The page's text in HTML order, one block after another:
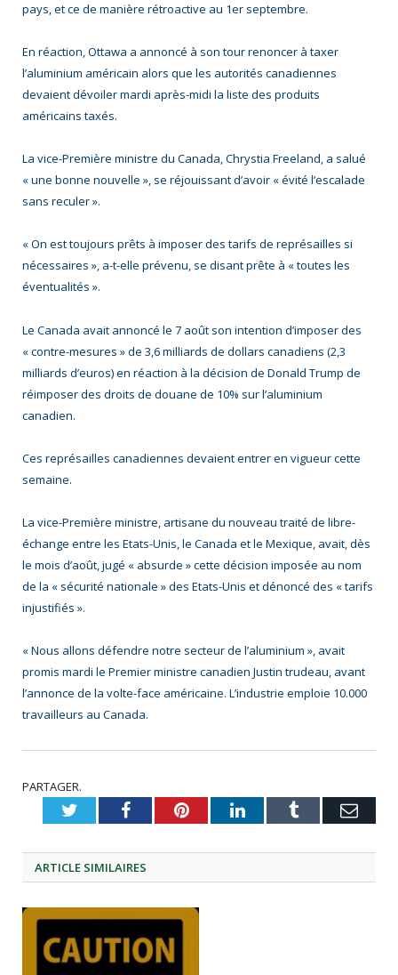
pays, et ce de manière rétroactive au 1er septembre.
En réaction, Ottawa a annoncé à son tour renoncer à taxer
l’aluminium américain alors que les autorités canadiennes
devaient dévoiler mardi après-midi la liste des produits
américains taxés.
La vice-Première ministre du Canada, Chrystia Freeland, a salué
« une bonne nouvelle », se réjouissant d’avoir « évité l’escalade
sans reculer ».
« On est toujours prêts à imposer des tarifs de représailles si
nécessaires », a-t-elle prévenu, se disant prête à « toutes les
éventualités ».
Le Canada avait annoncé le 7 août son intention d’imposer des
« contre-mesures » de 3,6 milliards de dollars canadiens (2,3
milliards d’euros) en réaction à la décision de Donald Trump de
réimposer des droits de douane de 10% sur l’aluminium
canadien.
Ces représailles canadiennes devaient entrer en vigueur cette
semaine.
La vice-Première ministre, artisane du nouveau traité de libre-
échange entre les Etats-Unis, le Canada et le Mexique, avait, dès
le mois d’août, jugé « absurde » cette décision imposée au nom
de la « sécurité nationale » des Etats-Unis et dénoncé des « tarifs
injustifiés ».
« Nous allons défendre notre secteur de l’aluminium », avait
promis mardi le Premier ministre canadien Justin trudeau, avant
l’annonce de la volte-face américaine. L’industrie emploie 10.000
travailleurs au Canada.
PARTAGER.
TwitterFacebookPinterestLinkedInTumblr
ARTICLE SIMILAIRES